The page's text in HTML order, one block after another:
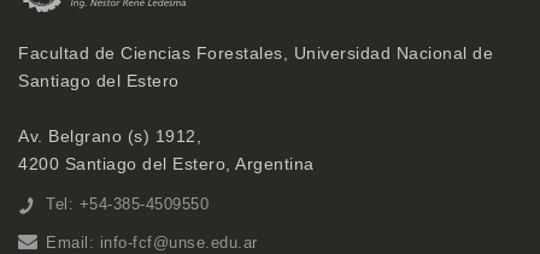
Facultad de Ciencias Forestales, Universidad Nacional de
Santiago del Estero
Av. Belgrano (s) 1912,
4200 Santiago del Estero, Argentina
Tel: +54-385-4509550
Email: info-fcf@unse.edu.ar